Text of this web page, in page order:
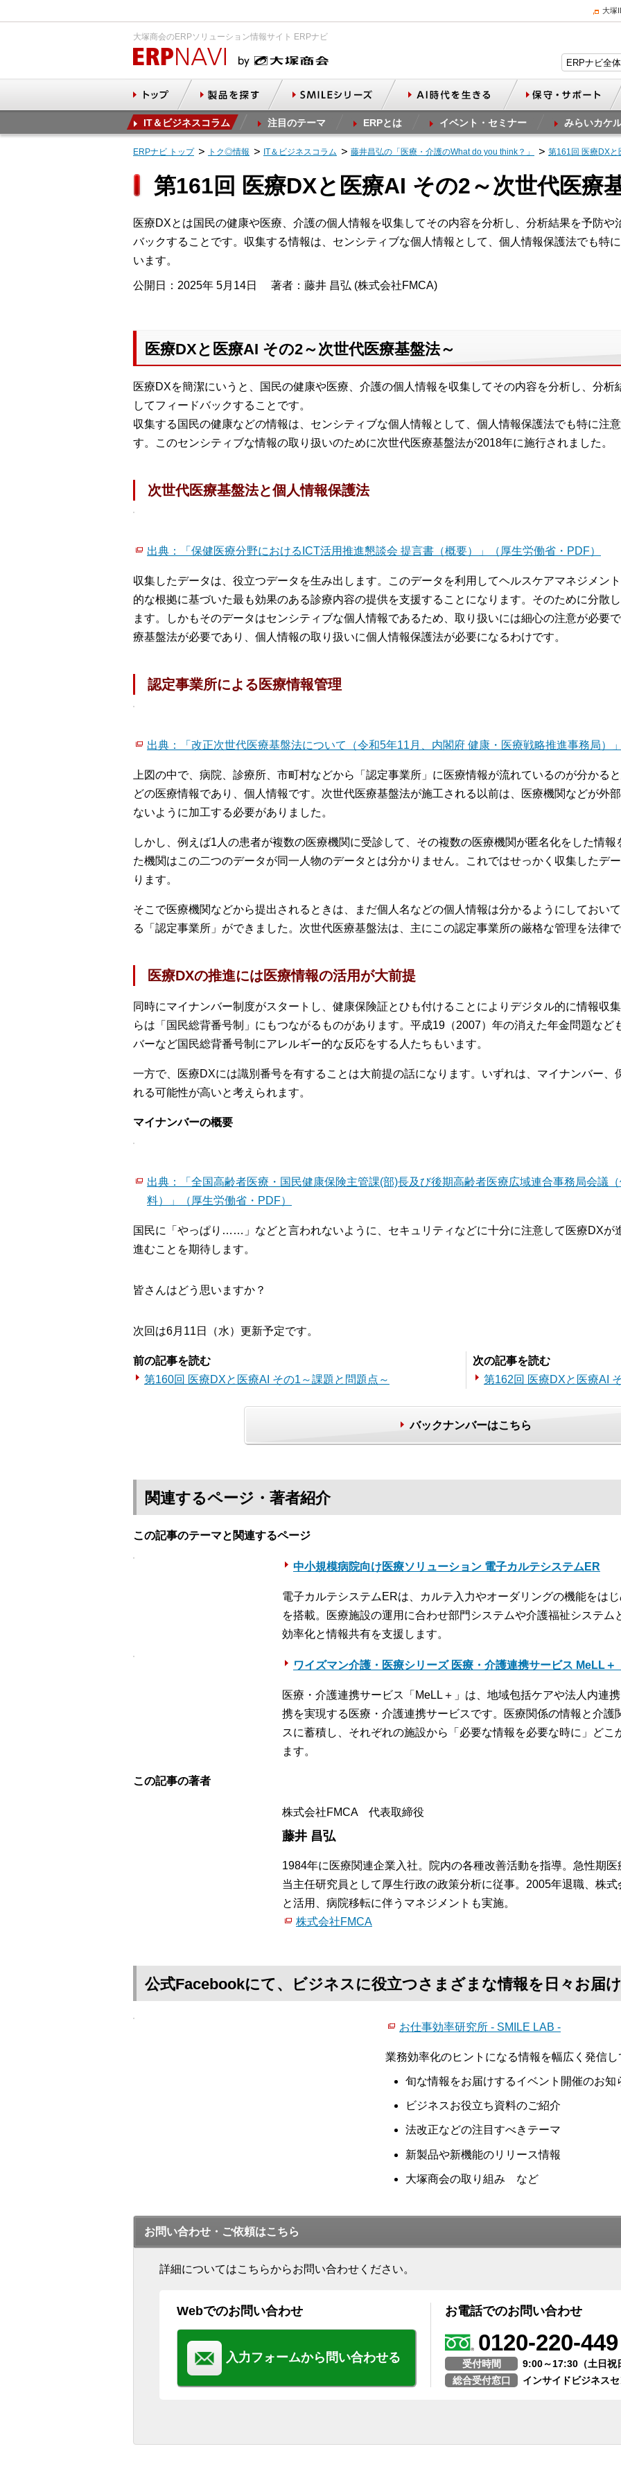
大塚
大塚商会のERPソリューション情報サイト ERPナビ
IT＆ビジネスコラム 注目のテーマ ERPとは イベント・セミナー みらいカケ
ERPナビ トップ トク◎情報 IT＆ビジネスコラム 藤井昌弘の「医療・介護のWhat do you think？」 第161回 医療DXと
第161回 医療DXと医療AI その2～次世代医療
医療DXとは国民の健康や医療、介護の個人情報を収集してその内容を分析し、分析結果を予防や
バックすることです。収集する情報は、センシティブな個人情報として、個人情報保護法でも特
います。
公開日：2025年 5月14日 著者：藤井 昌弘 (株式会社FMCA)
医療DXと医療AI その2～次世代医療基盤法～
医療DXを簡潔にいうと、国民の健康や医療、介護の個人情報を収集してその内容を分析し、分析
してフィードバックすることです。
収集する国民の健康などの情報は、センシティブな個人情報として、個人情報保護法でも特に注
す。このセンシティブな情報の取り扱いのために次世代医療基盤法が2018年に施行されました。
次世代医療基盤法と個人情報保護法
出典：「保健医療分野におけるICT活用推進懇談会 提言書（概要）」（厚生労働省・PDF）
収集したデータは、役立つデータを生み出します。このデータを利用してヘルスケアマネジメン
的な根拠に基づいた最も効果のある診療内容の提供を支援することになります。そのために分散
ます。しかもそのデータはセンシティブな個人情報であるため、取り扱いには細心の注意が必要
療基盤法が必要であり、個人情報の取り扱いに個人情報保護法が必要になるわけです。
認定事業所による医療情報管理
出典：「改正次世代医療基盤法について（令和5年11月、内閣府 健康・医療戦略推進事務局）
上図の中で、病院、診療所、市町村などから「認定事業所」に医療情報が流れているのが分かる
どの医療情報であり、個人情報です。次世代医療基盤法が施工される以前は、医療機関などが外
ないように加工する必要がありました。
しかし、例えば1人の患者が複数の医療機関に受診して、その複数の医療機関が匿名化をした情
た機関はこの二つのデータが同一人物のデータとは分かりません。これではせっかく収集したデ
ります。
そこで医療機関などから提出されるときは、まだ個人名などの個人情報は分かるようにしておい
る「認定事業所」ができました。次世代医療基盤法は、主にこの認定事業所の厳格な管理を法律
医療DXの推進には医療情報の活用が大前提
同時にマイナンバー制度がスタートし、健康保険証とひも付けることによりデジタル的に情報収
らは「国民総背番号制」にもつながるものがあります。平成19（2007）年の消えた年金問題など
バーなど国民総背番号制にアレルギー的な反応をする人たちもいます。
一方で、医療DXには識別番号を有することは大前提の話になります。いずれは、マイナンバー、
れる可能性が高いと考えられます。
マイナンバーの概要
出典：「全国高齢者医療・国民健康保険主管課(部)長及び後期高齢者医療広域連合事務局会議
料）」（厚生労働省・PDF）
国民に「やっぱり……」などと言われないように、セキュリティなどに十分に注意して医療DXが
進むことを期待します。
皆さんはどう思いますか？
次回は6月11日（水）更新予定です。
前の記事を読む
第160回 医療DXと医療AI その1～課題と問題点～
次の記事を読む
第162回 医療DXと医療AI
バックナンバーはこちら
関連するページ・著者紹介
この記事のテーマと関連するページ
中小規模病院向け医療ソリューション 電子カルテシステムER
電子カルテシステムERは、カルテ入力やオーダリングの機能をは
を搭載。医療施設の運用に合わせ部門システムや介護福祉システ
効率化と情報共有を支援します。
ワイズマン介護・医療シリーズ 医療・介護連携サービス MeLL＋
医療・介護連携サービス「MeLL＋」は、地域包括ケアや法人内連
携を実現する医療・介護連携サービスです。医療関係の情報と介護
スに蓄積し、それぞれの施設から「必要な情報を必要な時に」どこ
ます。
この記事の著者
株式会社FMCA 代表取締役
藤井 昌弘
1984年に医療関連企業入社。院内の各種改善活動を指導。急性期
当主任研究員として厚生行政の政策分析に従事。2005年退職、株
と活用、病院移転に伴うマネジメントも実施。
株式会社FMCA
公式Facebookにて、ビジネスに役立つさまざまな情報を日々お届
お仕事効率研究所 - SMILE LAB -
業務効率化のヒントになる情報を幅広く発信し
旬な情報をお届けするイベント開催のお知
ビジネスお役立ち資料のご紹介
法改正などの注目すべきテーマ
新製品や新機能のリリース情報
大塚商会の取り組み など
お問い合わせ・ご依頼はこちら
詳細についてはこちらからお問い合わせください。
Webでのお問い合わせ
入力フォームから問い合わせる
お電話でのお問い合わせ
0120-220-449
受付時間
9:00～17:30（土日祝
総合受付窓口
インサイドビジネス